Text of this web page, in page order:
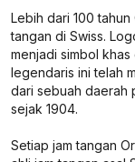
Lebih dari 100
tangan di Swiss.
menjadi simbol khas
legendaris ini telah
dari sebuah daerah
sejak 1904.
Setiap jam tangan